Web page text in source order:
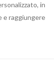
in
e raggiungere